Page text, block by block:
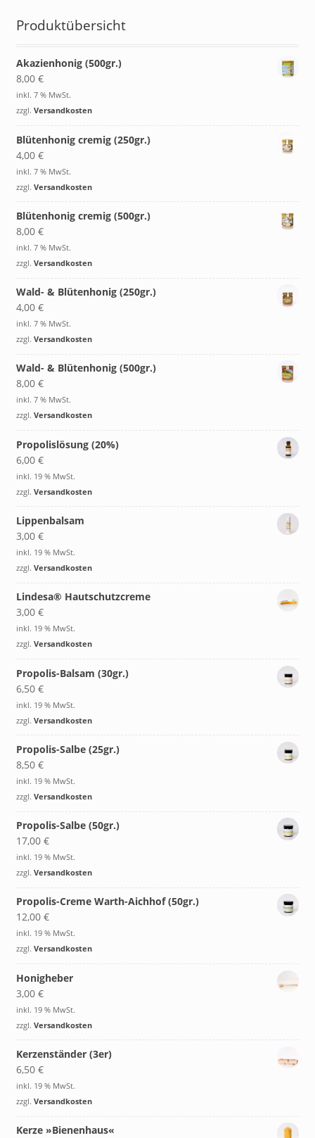
Produktübersicht
Akazienhonig (500gr.)
8,00 €
inkl. 7 % MwSt.
zzgl. Versandkosten
Blütenhonig cremig (250gr.)
4,00 €
inkl. 7 % MwSt.
zzgl. Versandkosten
Blütenhonig cremig (500gr.)
8,00 €
inkl. 7 % MwSt.
zzgl. Versandkosten
Wald- & Blütenhonig (250gr.)
4,00 €
inkl. 7 % MwSt.
zzgl. Versandkosten
Wald- & Blütenhonig (500gr.)
8,00 €
inkl. 7 % MwSt.
zzgl. Versandkosten
Propolislösung (20%)
6,00 €
inkl. 19 % MwSt.
zzgl. Versandkosten
Lippenbalsam
3,00 €
inkl. 19 % MwSt.
zzgl. Versandkosten
Lindesa® Hautschutzcreme
3,00 €
inkl. 19 % MwSt.
zzgl. Versandkosten
Propolis-Balsam (30gr.)
6,50 €
inkl. 19 % MwSt.
zzgl. Versandkosten
Propolis-Salbe (25gr.)
8,50 €
inkl. 19 % MwSt.
zzgl. Versandkosten
Propolis-Salbe (50gr.)
17,00 €
inkl. 19 % MwSt.
zzgl. Versandkosten
Propolis-Creme Warth-Aichhof (50gr.)
12,00 €
inkl. 19 % MwSt.
zzgl. Versandkosten
Honigheber
3,00 €
inkl. 19 % MwSt.
zzgl. Versandkosten
Kerzenständer (3er)
6,50 €
inkl. 19 % MwSt.
zzgl. Versandkosten
Kerze »Bienenhaus«